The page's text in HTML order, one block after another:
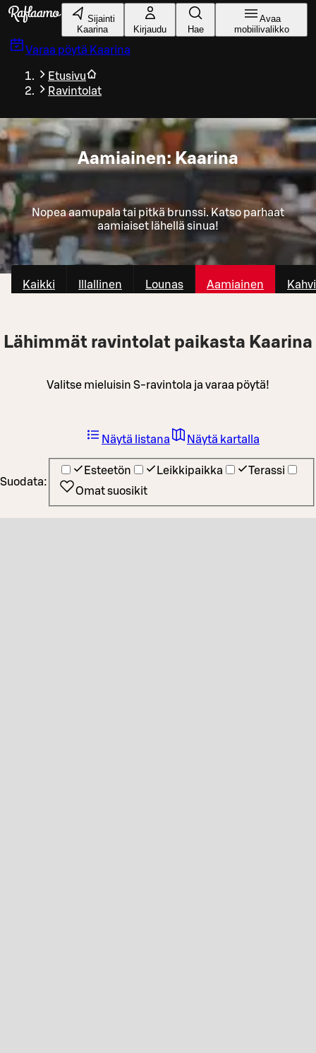
Siirry pääsisältöön
Sijainti
Kaarina
Kirjaudu Hae
Avaa
mobiilivalikko
Varaa pöytä Kaarina
Etusivu
Ravintolat
Aamiainen: Kaarina
Nopea aamupala tai pitkä brunssi. Katso parhaat
aamiaiset lähellä sinua!
Kaikki Illallinen Lounas Aamiainen
Lähimmät ravintolat paikasta Kaarina
Valitse mieluisin S-ravintola ja varaa pöytä!
Suodata:
Esteetön Leikkipaikka
Terassi
Omat suosikit
Näytä listana Näytä kartalla